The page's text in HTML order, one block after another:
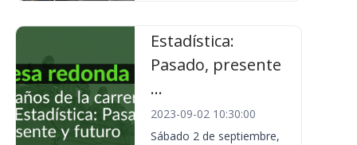
Estadística:
Pasado, presente
...
2023-09-02 10:30:00
Sábado 2 de septiembre,